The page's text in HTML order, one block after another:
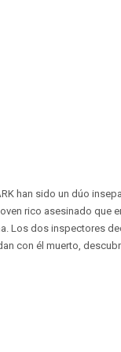
han sido un dúo
rico asesinado que
Los dos inspectores
con él muerto,